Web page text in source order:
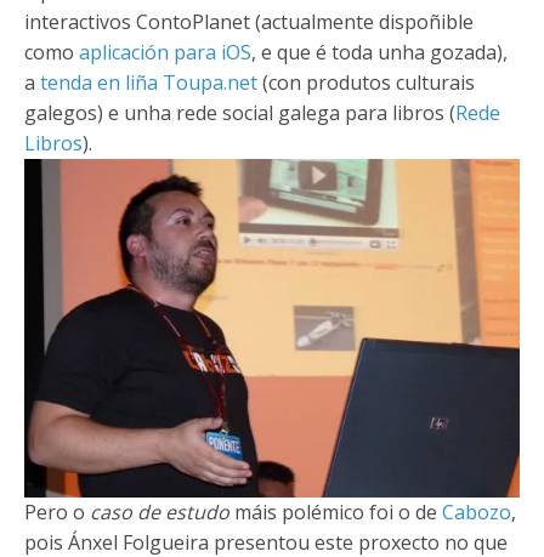
interactivos ContoPlanet (actualmente dispoñible
como aplicación para iOS, e que é toda unha gozada),
a tenda en liña Toupa.net(con produtos culturais
galegos) e unha rede social galega para libros (Rede
Libros).
Pero o caso de estudo máis polémico foi o de Cabozo,
pois Ánxel Folgueira presentou este proxecto no que